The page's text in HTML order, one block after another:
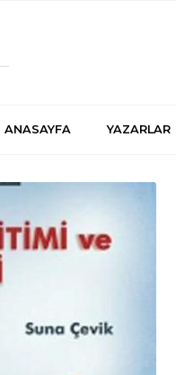
ANASAYFA YAZARLAR